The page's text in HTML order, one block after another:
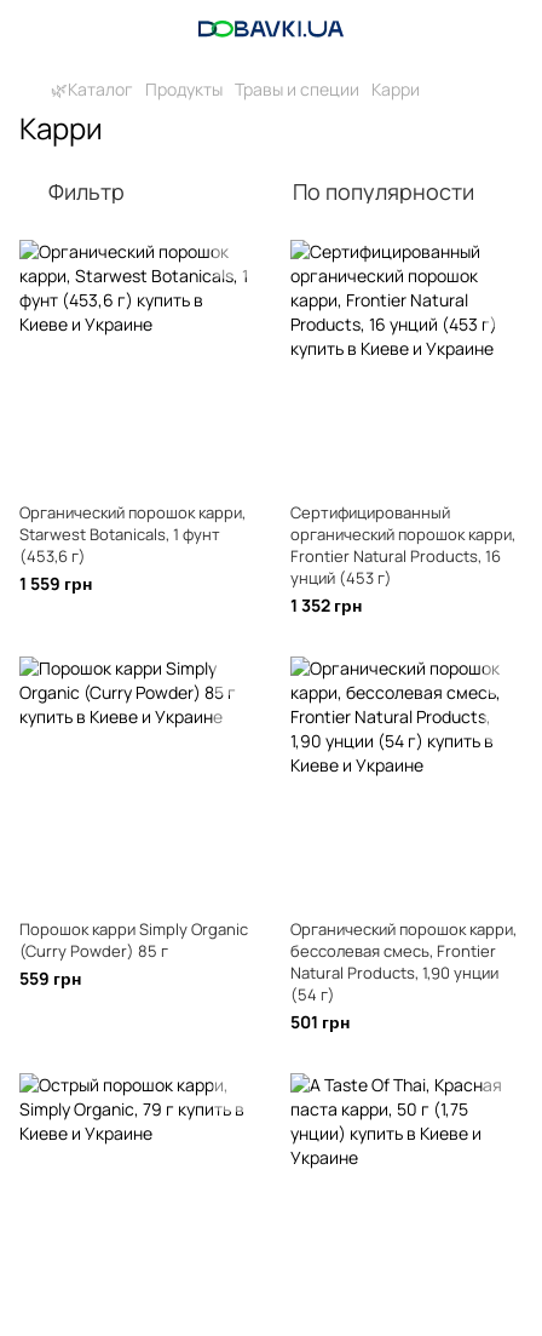
🌿Каталог Продукты Травы и специи Карри
Карри
Фильтр По популярности
Органический порошок карри,
Starwest Botanicals, 1 фунт
(453,6 г)
1 559 грн
Сертифицированный
органический порошок карри,
Frontier Natural Products, 16
унций (453 г)
1 352 грн
Порошок карри Simply Organic
(Curry Powder) 85 г
559 грн
Органический порошок карри,
бессолевая смесь, Frontier
Natural Products, 1,90 унции
(54 г)
501 грн